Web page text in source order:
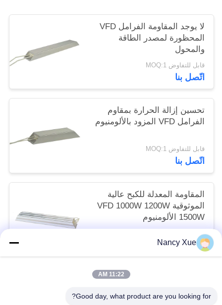
لا يوجد المقاومة الفرامل VFD
المحظورة لمصدر الطاقة
والمحول
قابل للتفاوض MOQ:1
اتّصل بنا
تحسين إزالة الحرارة بمقاوم
الفرامل VFD المزود بالألومنيوم
قابل للتفاوض MOQ:1
اتّصل بنا
المقاومة المعدلة للكبح عالية
الموثوقية VFD 1000W 1200W
1500W الألومنيوم
قابل للتفاوض MOQ:1
اتّصل بنا
Nancy Xue
11:22 AM
Good day, what product are you looking for?